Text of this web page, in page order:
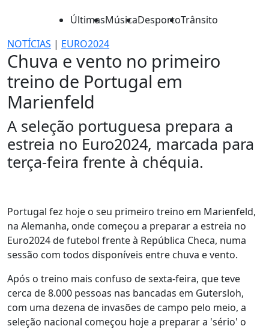
ÚltimasMúsicaDesportoTrânsito
NOTÍCIAS | EURO2024
Chuva e vento no primeiro
treino de Portugal em
Marienfeld
A seleção portuguesa prepara a
estreia no Euro2024, marcada para
terça-feira frente à chéquia.
Portugal fez hoje o seu primeiro treino em Marienfeld,
na Alemanha, onde começou a preparar a estreia no
Euro2024 de futebol frente à República Checa, numa
sessão com todos disponíveis entre chuva e vento.
Após o treino mais confuso de sexta-feira, que teve
cerca de 8.000 pessoas nas bancadas em Gutersloh,
com uma dezena de invasões de campo pelo meio, a
seleção nacional começou hoje a preparar a 'sério' o